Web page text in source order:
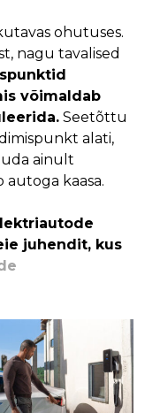
ohutuses.
nagu tavalised
võimaldab
Seetõttu
alati,
ainult
kaasa.
juhendit, kus